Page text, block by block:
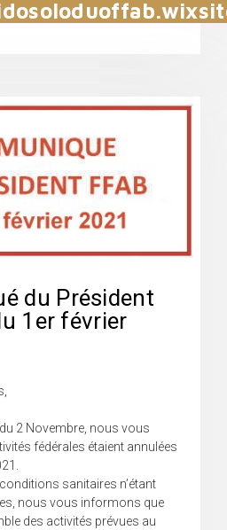
du Président
1er février
2 Novembre, nous vous
fédérales étaient annulées
sanitaires n’étant
nous vous informons que
des activités prévues au